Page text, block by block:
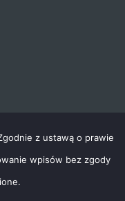
z ustawą o prawie
wpisów bez zgody